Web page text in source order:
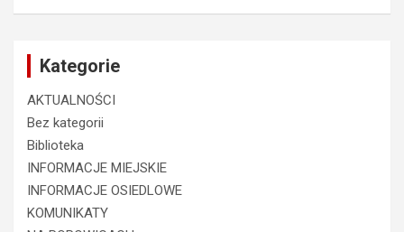
Kategorie
AKTUALNOŚCI
Bez kategorii
Biblioteka
INFORMACJE MIEJSKIE
INFORMACJE OSIEDLOWE
KOMUNIKATY